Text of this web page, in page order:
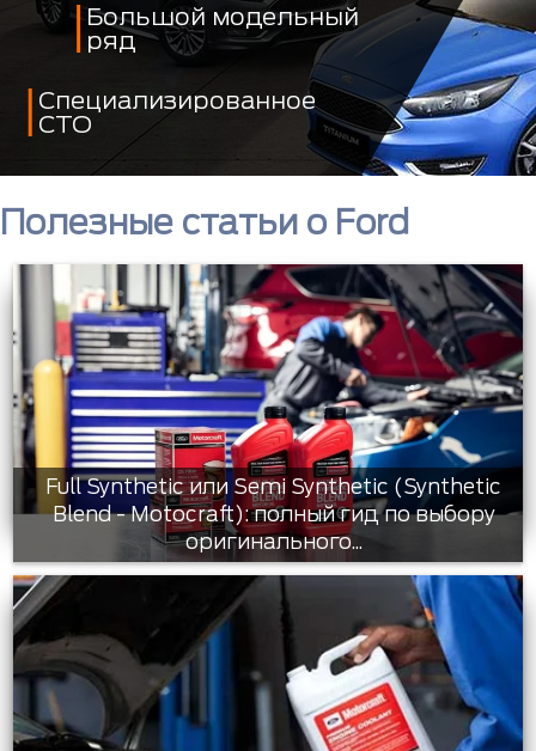
Большой модельный
ряд
Специализированное
СТО
Полезные статьи о Ford
Full Synthetic или Semi Synthetic (Synthetic
Blend - Motocraft): полный гид по выбору
оригинального...